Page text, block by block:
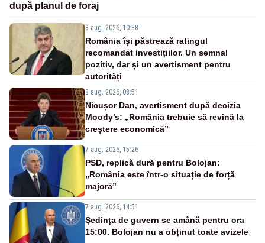
după planul de foraj
8 aug. 2026, 10:38
România își păstrează ratingul
recomandat investițiilor. Un semnal
pozitiv, dar și un avertisment pentru
autorități
8 aug. 2026, 08:51
Nicușor Dan, avertisment după decizia
Moody’s: „România trebuie să revină la
creștere economică”
7 aug. 2026, 15:26
PSD, replică dură pentru Bolojan:
„România este într-o situație de forță
majoră”
7 aug. 2026, 14:51
Ședința de guvern se amână pentru ora
15:00. Bolojan nu a obținut toate avizele